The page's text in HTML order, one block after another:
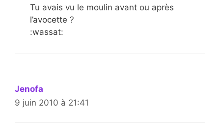
Tu avais vu le moulin avant ou après
l’avocette ?
:wassat:
Jenofa
9 juin 2010 à 21:41